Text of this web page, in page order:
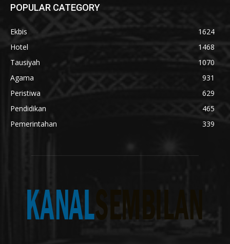
POPULAR CATEGORY
Ekbis
1624
Hotel
1468
Tausiyah
1070
Agama
931
Peristiwa
629
Pendidikan
465
Pemerintahan
339